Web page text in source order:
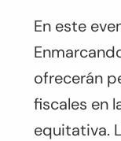
En este
ofrecerán
fiscales en
equitativa.